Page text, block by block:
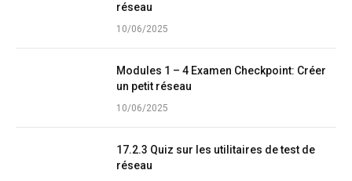
réseau
10/06/2025
Modules 1 – 4 Examen Checkpoint: Créer
un petit réseau
10/06/2025
17.2.3 Quiz sur les utilitaires de test de
réseau